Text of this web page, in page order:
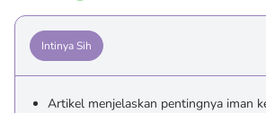
Intinya Sih
Artikel menjelaskan pentingnya iman